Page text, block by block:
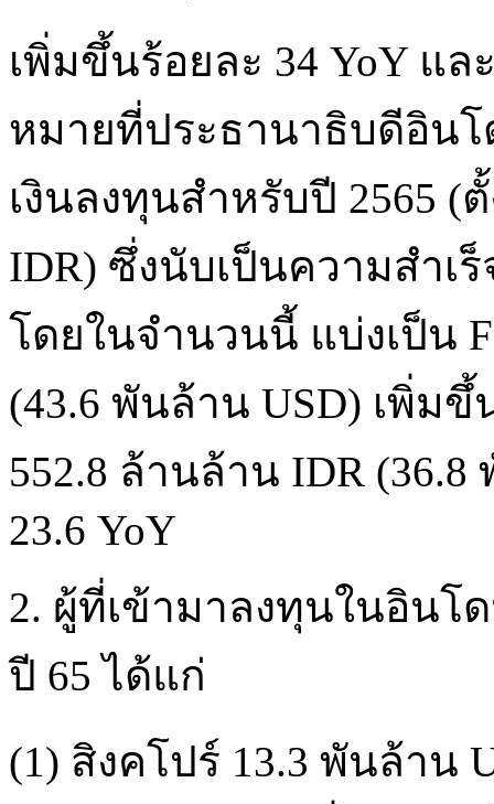
เพิ่มขึ้นร้อยละ 34 YoY แล
หมายที่ประธานาธิบดีอินโ
เงินลงทุนสำหรับปี 2565 (
IDR) ซึ่งนับเป็นความสำเ
โดยในจำนวนนี้ แบ่งเป็น
(43.6 พันล้าน USD) เพิ่มขึ้
552.8 ล้านล้าน IDR
23.6 YoY
2. ผู้ที่เข้ามาลงทุนในอินโ
ปี 65 ได้แก่
(1) สิงคโปร์ 13.3 พันล้าน